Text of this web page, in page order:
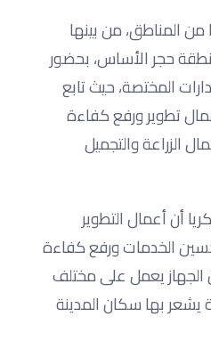
المناطق، من بينها
حجر الأساس، بحضور
المختصة، حيث تابع
تطوير ورفع كفاءة
الزراعة والتجميل
أن أعمال التطوير
الخدمات ورفع كفاءة
الجهاز يعمل على مختلف
يشعر بها سكان المدينة